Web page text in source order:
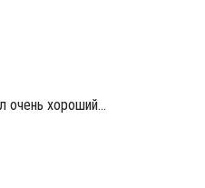
очень хороший…